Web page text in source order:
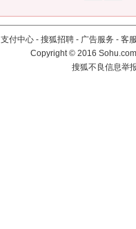
支付中心 - 搜狐招聘 - 广告服务 - 客
Copyright©2016
搜狐不良信息举